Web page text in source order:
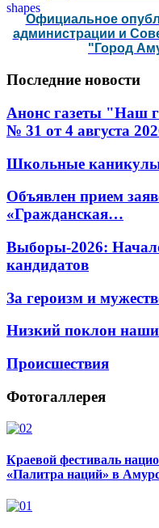
Официальное
администрации и
"Город
Последние новости
Анонс газеты "Наш
№ 31 от 4 августа
Школьные
Объявлен прием
«Гражданская…
Выборы-2026:
кандидатов
За героизм и
Низкий поклон
Происшествия
Фотогаллерея
Краевой фестиваль
«Палитра наций» в